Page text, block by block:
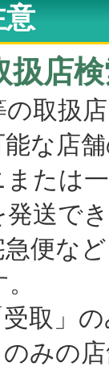
扱店
取扱
な店
は一
発送で
など
」の
の店